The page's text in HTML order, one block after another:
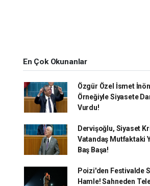
En Çok Okunanlar
Özgür Özel İsmet
Örneğiyle Siyasete
Vurdu!
Dervişoğlu, Siyaset
Vatandaş Mutfaktaki
Baş Başa!
Poizi'den Festivalde
Hamle! Sahneden